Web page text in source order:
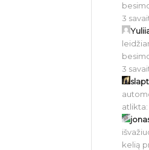
3
3
atlikta:
kelią